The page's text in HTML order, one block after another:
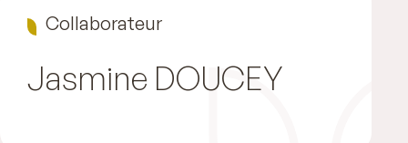
Collaborateur
Jasmine DOUCEY